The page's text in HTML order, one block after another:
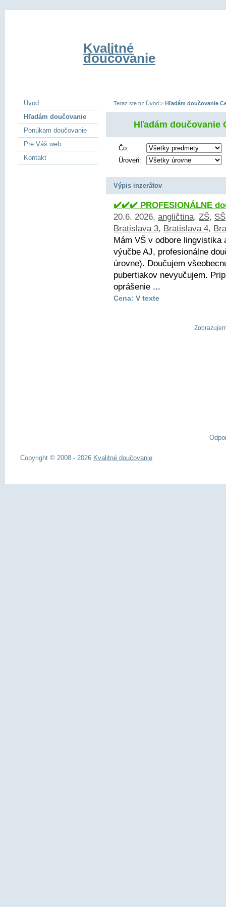
Kvalitné
doučovanie
Teraz ste tu: Úvod > Hľadám doučovanie
Hľadám doučovanie
Čo:
Úroveň:
Výpis inzerátov
✔️✔️✔️ PROFESIONÁLNE
20.6. 2026, angličtina, ZŠ, SŠ
Bratislava 3, Bratislava 4,
Mám VŠ v odbore
výučbe AJ, profesionálne
úrovne). Doučujem
pubertiakov nevyučujem.
oprášenie ...
Cena: V texte
Úvod
Hľadám doučovanie
Ponúkam doučovanie
Pre Váš web
Kontakt
Copyright © 2008 - 2026 Kvalitné doučovanie